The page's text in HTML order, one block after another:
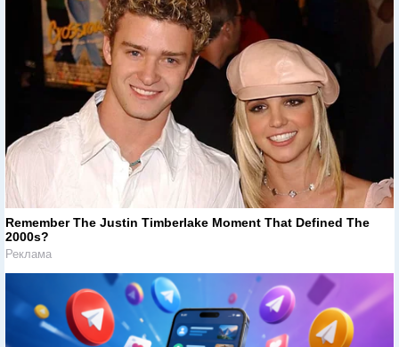
Remember The Justin Timberlake Moment That Defined The
2000s?
Реклама